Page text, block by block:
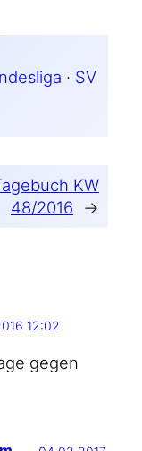
· SV
KW
48/2016
→
12:02
gegen